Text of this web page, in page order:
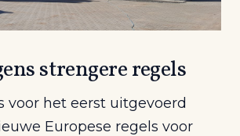
strengere regels
voor het eerst uitgevoerd
Europese regels voor